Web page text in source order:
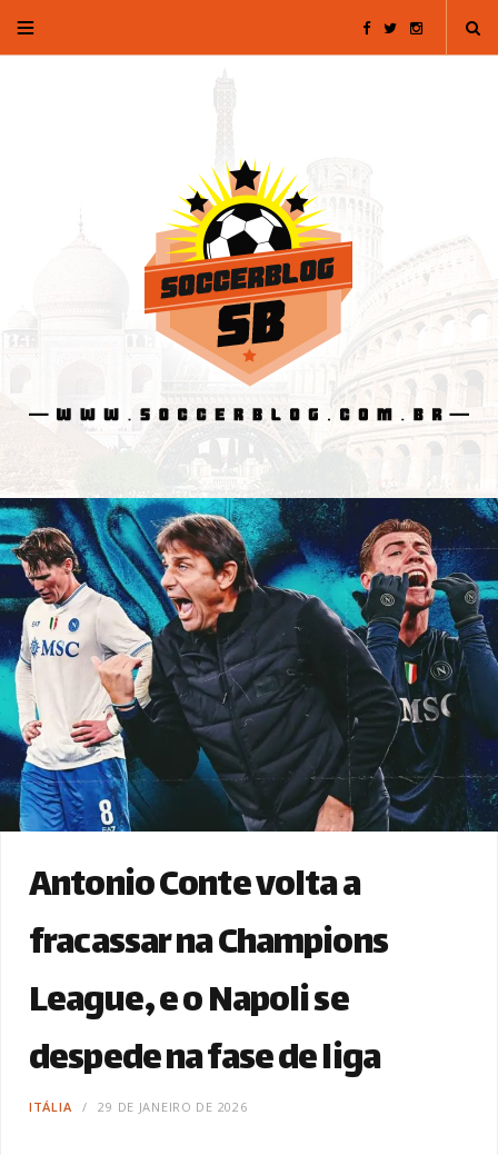
F T I
a
a
Antonio Conte volta a
fracassar na Champions
League, e o Napoli se
despede na fase de liga
ITÁLIA 29 DE JANEIRO DE 2026